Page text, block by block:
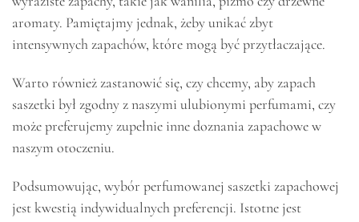
aromaty. Pamiętajmy jednak, żeby unikać zbyt
intensywnych zapachów, które mogą być przytłaczające.
Warto również zastanowić się, czy chcemy, aby zapach
saszetki był zgodny z naszymi ulubionymi perfumami, czy
może preferujemy zupełnie inne doznania zapachowe w
naszym otoczeniu.
Podsumowując, wybór perfumowanej saszetki zapachowej
jest kwestią indywidualnych preferencji. Istotne jest